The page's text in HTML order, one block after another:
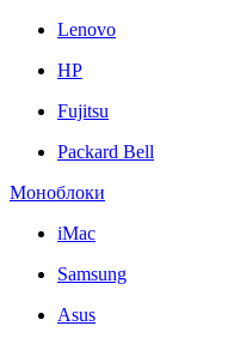
Lenovo
HP
Fujitsu
Packard Bell
Моноблоки
iMac
Samsung
Asus